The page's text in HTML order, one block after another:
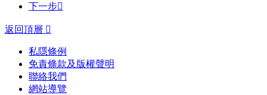
下一步
返回頂層 
私隱條例
免責條款及版權聲明
聯絡我們
網站導覽